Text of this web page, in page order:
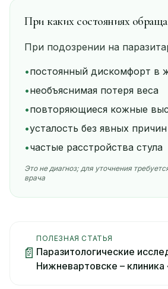
При каких состояниях
При подозрении на
•постоянный дискомфорт в
•необъяснимая потеря веса
•повторяющиеся кожные
•усталость без явных причин
•частые расстройства стула
Это не диагноз; для уточнения
врача
📄
ПОЛЕЗНАЯ СТАТЬЯ
Паразитологические
Нижневартовске –